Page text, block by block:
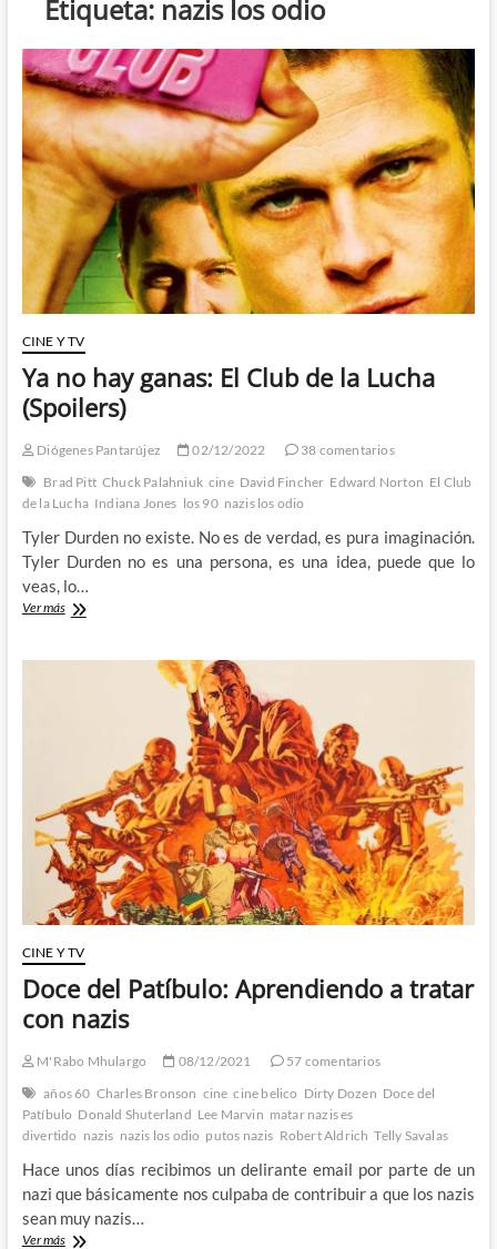
Etiqueta: nazis los odio
CINE Y TV
Ya no hay ganas: El Club de la Lucha
(Spoilers)
Diógenes Pantarújez 02/12/2022
38 comentarios
Brad Pitt Chuck Palahniuk cine David Fincher Edward Norton El Club
de la Lucha Indiana Jones los 90 nazis los odio
Tyler Durden no existe. No es de verdad, es pura imaginación.
Tyler Durden no es una persona, es una idea, puede que lo
veas, lo…
Ver másYa
(Spoilers)
CINE Y TV
Doce del Patíbulo: Aprendiendo a tratar
con nazis
M'Rabo Mhulargo 08/12/2021
57 comentarios
años 60 Charles Bronson cine cine belico Dirty Dozen Doce del
Patíbulo Donald Shuterland Lee Marvin matar nazis es
divertido nazis nazis los odio putos nazis Robert Aldrich Telly Savalas
Hace unos días recibimos un delirante email por parte de un
nazi que básicamente nos culpaba de contribuir a que los nazis
sean muy nazis…
Ver másDoce